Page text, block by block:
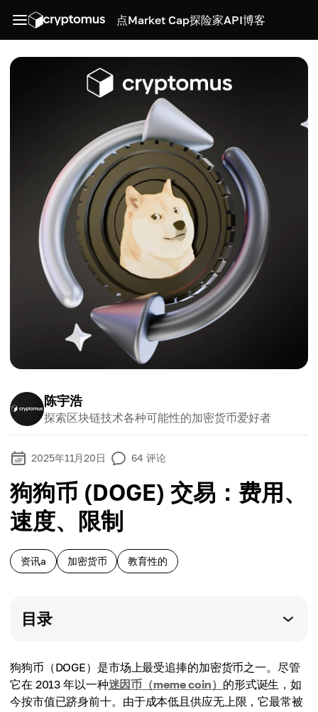
点Market Cap探险家API博客
陈宇浩
探索区块链技术各种可能性的加密货币爱好者
2025年11月20日 64 评论
狗狗币 (DOGE) 交易：费用、
速度、限制
资讯a 加密货币 教育性的
目录
狗狗币（DOGE）是市场上最受追捧的加密货币之一。尽管
它在 2013 年以一种迷因币（meme coin） 的形式诞生，如
今按市值已跻身前十。由于成本低且供应无上限，它最常被